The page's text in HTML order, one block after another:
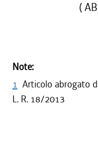
(
Note:
1 Articolo abrogato
L. R. 18/2013